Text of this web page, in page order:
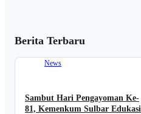
Berita Terbaru
News
Sambut Hari Pengayoman Ke-
81, Kemenkum Sulbar Edukasi